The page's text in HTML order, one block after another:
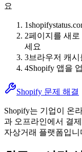
요
1
2페이지를 새로
세요
3브라우저 캐
4Shopify 앱을
Shopify 문제 해결
Shopify는 기업이 온
과 오프라인에서 결
자상거래 플랫폼입니